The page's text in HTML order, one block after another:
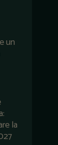
un
la